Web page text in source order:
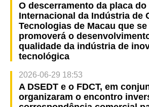
O descerramento da placa do
Internacional da Indústria de
Tecnologias de Macau que
promoverá o
qualidade da indústria de
tecnológica
2026-06-29 18:53
A DSEDT e o FDCT, em
organizaram o encontro